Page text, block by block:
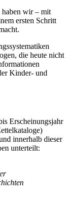
haben wir – mit
ersten Schritt
die heute nicht
Kinder- und
Erscheinungsjahr
innerhalb dieser
unterteilt: